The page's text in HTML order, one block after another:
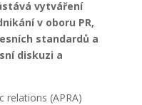
vytváření
v oboru PR,
standardů a
diskuzi a
relations (APRA)